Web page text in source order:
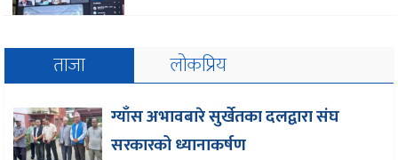
ताजा लोकप्रिय
ग्याँस अभावबारे सुर्खेतका दलद्वारा संघ
सरकारको ध्यानाकर्षण